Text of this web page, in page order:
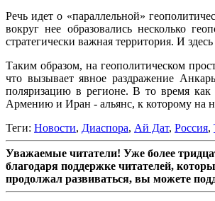
Речь идет о «параллельной»
вокруг нее образовались несколько
стратегически важная территория. И
Таким образом, на геополитическом
что вызывает явное раздражение
поляризацию в регионе. В то время как
Армению и Иран - альянс, к которому на
Теги: Новости, Диаспора, Ай Дат, Россия,
Уважаемые читатели! Уже более
благодаря поддержке читателей,
продолжал развиваться, вы можете